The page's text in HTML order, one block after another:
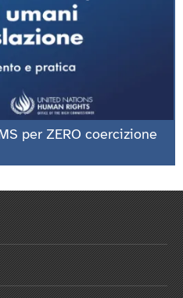
per ZERO coercizione